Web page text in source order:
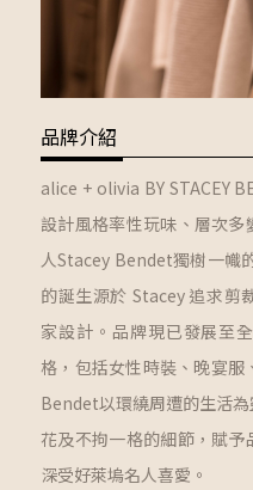
品牌介紹
alice + olivia BY STACEY
設計風格率性玩味、層次
人Stacey Bendet獨樹一幟
的誕生源於 Stacey 追求剪
家設計。品牌現已發展至
格，包括女性時裝、晚宴
Bendet以環繞周遭的生活
花及不拘一格的細節，賦
深受好萊塢名人喜愛。